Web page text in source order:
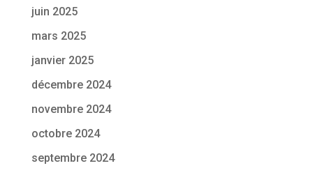
juin 2025
mars 2025
janvier 2025
décembre 2024
novembre 2024
octobre 2024
septembre 2024